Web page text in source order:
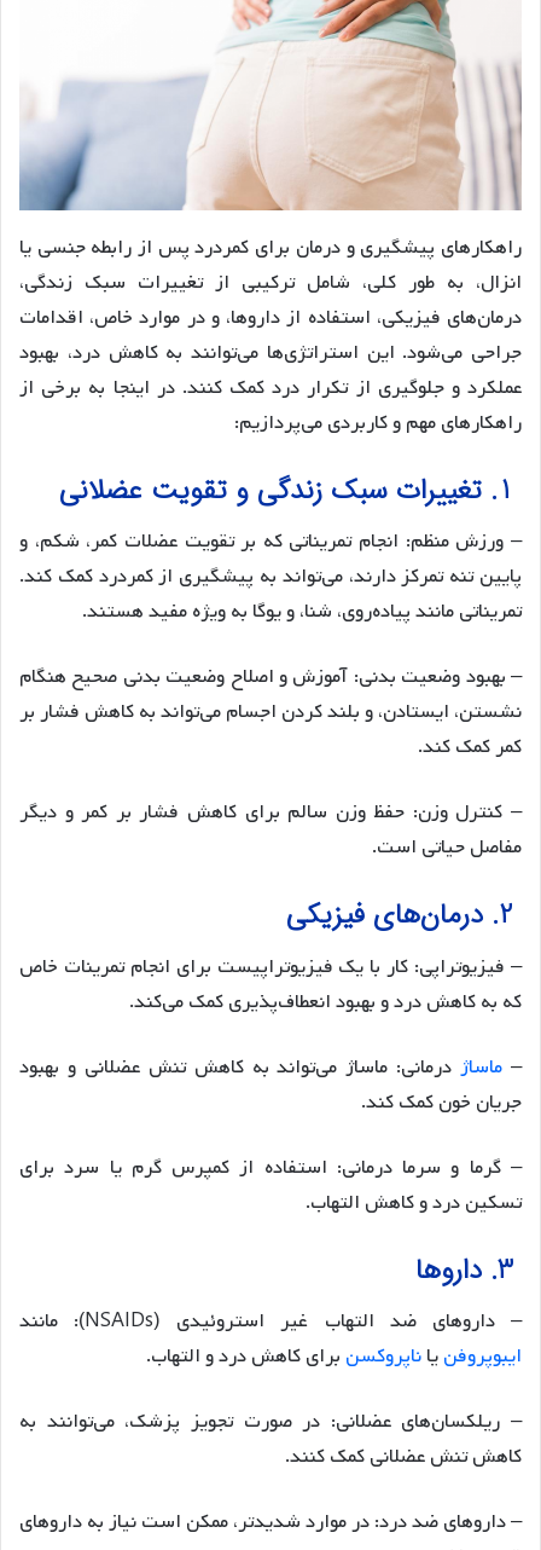
راهکارهای پیشگیری و درمان برای کمردرد پس از رابطه جنسی یا
انزال، به طور کلی، شامل ترکیبی از تغییرات سبک زندگی،
درمان‌های فیزیکی، استفاده از داروها، و در موارد خاص، اقدامات
جراحی می‌شود. این استراتژی‌ها می‌توانند به کاهش درد، بهبود
عملکرد و جلوگیری از تکرار درد کمک کنند. در اینجا به برخی از
راهکارهای مهم و کاربردی می‌پردازیم:
– ورزش منظم: انجام تمریناتی که بر تقویت عضلات کمر، شکم، و
پایین تنه تمرکز دارند، می‌تواند به پیشگیری از کمردرد کمک کند.
تمریناتی مانند پیاده‌روی، شنا، و یوگا به ویژه مفید هستند.
– بهبود وضعیت بدنی: آموزش و اصلاح وضعیت بدنی صحیح هنگام
نشستن، ایستادن، و بلند کردن اجسام می‌تواند به کاهش فشار بر
کمر کمک کند.
– کنترل وزن: حفظ وزن سالم برای کاهش فشار بر کمر و دیگر
مفاصل حیاتی است.
– فیزیوتراپی: کار با یک فیزیوتراپیست برای انجام تمرینات خاص
که به کاهش درد و بهبود انعطاف‌پذیری کمک می‌کند.
– ماساژدرمانی: ماساژ می‌تواند به کاهش تنش عضلانی و بهبود
جریان خون کمک کند.
– گرما و سرما درمانی: استفاده از کمپرس گرم یا سرد برای
تسکین درد و کاهش التهاب.
– داروهای ضد التهاب غیر استروئیدی (NSAIDs): مانند
ایبوپروفنیاناپروکسن برای کاهش درد و التهاب.
– ریلکسان‌های عضلانی: در صورت تجویز پزشک، می‌توانند به
کاهش تنش عضلانی کمک کنند.
– داروهای ضد درد: در موارد شدیدتر، ممکن است نیاز به داروهای